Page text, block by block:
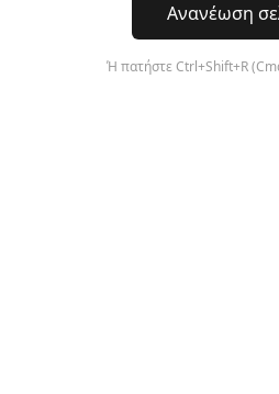
Ανανέωση
Ή πατήστε Ctrl+Shift+R